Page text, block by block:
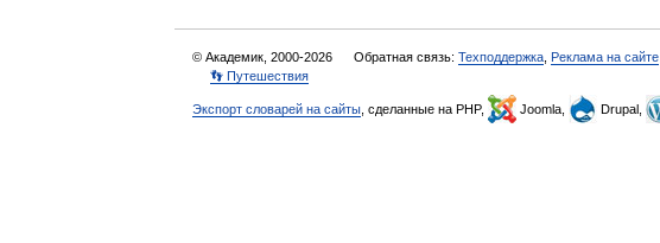
© Академик, 2000-2026 Обратная связь: Техподдержка Реклама на сайте
👣 Путешествия
Экспорт словарей на сайты , сделанные на PHP, Joomla, Drupal,